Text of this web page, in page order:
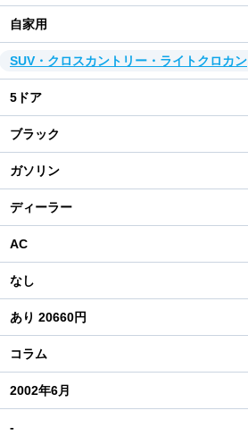
自家用
SUV・クロスカントリー・ライトクロカン
5 ドア
ブラック
ガソリン
ディーラー
AC
なし
あり 20660円
コラム
2002年6月
-